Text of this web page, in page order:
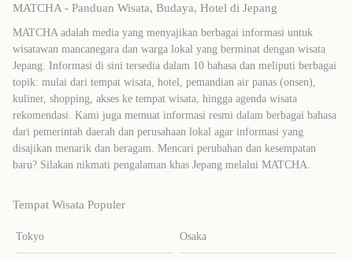
MATCHA - Panduan Wisata, Budaya, Hotel di Jepang
MATCHA adalah media yang menyajikan berbagai informasi untuk
wisatawan mancanegara dan warga lokal yang berminat dengan wisata
Jepang. Informasi di sini tersedia dalam 10 bahasa dan meliputi berbagai
topik: mulai dari tempat wisata, hotel, pemandian air panas (onsen),
kuliner, shopping, akses ke tempat wisata, hingga agenda wisata
rekomendasi. Kami juga memuat informasi resmi dalam berbagai bahasa
dari pemerintah daerah dan perusahaan lokal agar informasi yang
disajikan menarik dan beragam. Mencari perubahan dan kesempatan
baru? Silakan nikmati pengalaman khas Jepang melalui MATCHA.
Tempat Wisata Populer
Tokyo Osaka